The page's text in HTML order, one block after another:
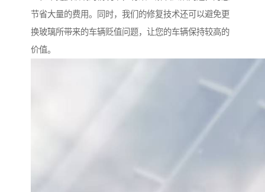
节省大量的费用。同时，我们的修复技术还可以避免更
换玻璃所带来的车辆贬值问题，让您的车辆保持较高的
价值。